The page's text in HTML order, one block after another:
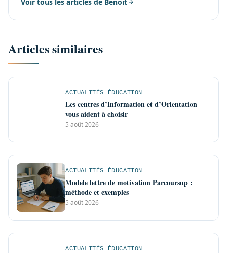
Articles similaires
ACTUALITÉS ÉDUCATION
Les centres d’Information et d’Orientation
vous aident à choisir
5 août 2026
ACTUALITÉS ÉDUCATION
Modele lettre de motivation Parcoursup :
méthode et exemples
5 août 2026
ACTUALITÉS ÉDUCATION